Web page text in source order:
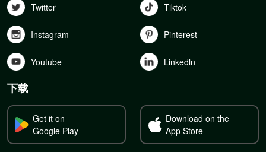
Twitter Tiktok
Instagram Pinterest
Youtube Linkedln
下载
Get it on
Google Play
Download on the
App Store